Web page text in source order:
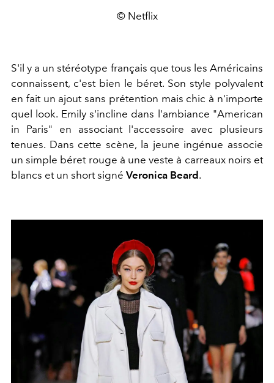
© Netflix
S'il y a un stéréotype français que tous les Américains
connaissent, c'est bien le béret. Son style polyvalent
en fait un ajout sans prétention mais chic à n'importe
quel look. Emily s'incline dans l'ambiance "American
in Paris" en associant l'accessoire avec plusieurs
tenues. Dans cette scène, la jeune ingénue associe
un simple béret rouge à une veste à carreaux noirs et
blancs et un short signé Veronica Beard .